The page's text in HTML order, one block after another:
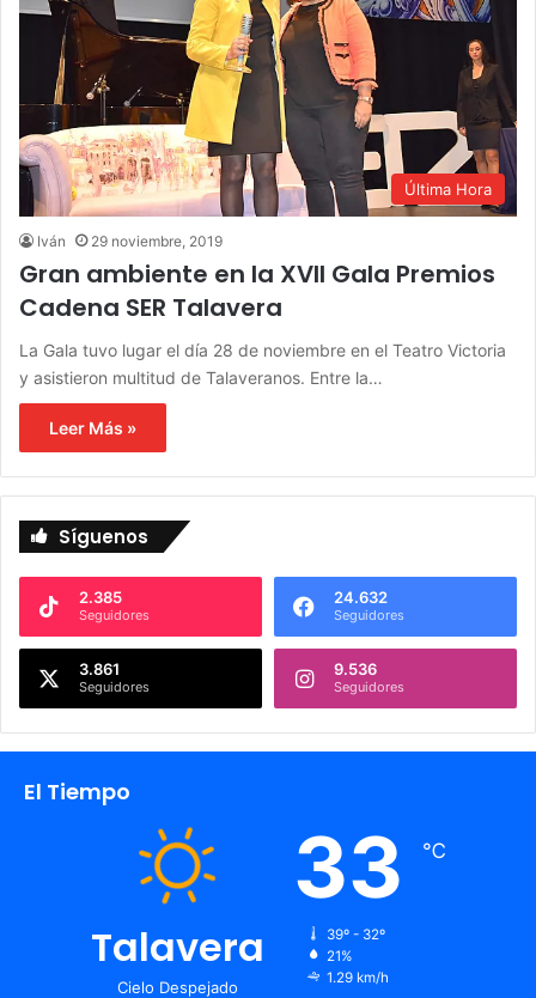
Última Hora
Iván 29 noviembre, 2019
Gran ambiente en la XVII Gala Premios
Cadena SER Talavera
La Gala tuvo lugar el día 28 de noviembre en el Teatro Victoria
y asistieron multitud de Talaveranos. Entre la…
Leer Más »
Síguenos
2.385
Seguidores
24.632
Seguidores
3.861
Seguidores
9.536
Seguidores
El Tiempo
Talavera
Cielo Despejado
33 ℃
39º - 32º
21%
1.29 km/h